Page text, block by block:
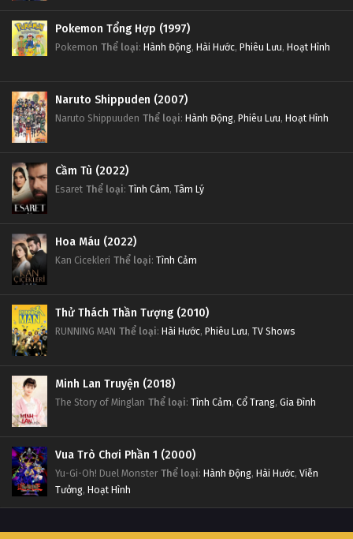
Pokemon Tổng Hợp (1997)
Pokemon Thể loại: Hành Động, Hài Hước, Phiêu Lưu, Hoạt Hình
Naruto Shippuden (2007)
Naruto Shippuuden Thể loại: Hành Động, Phiêu Lưu, Hoạt Hình
Cầm Tù (2022)
Esaret Thể loại: Tình Cảm, Tâm Lý
Hoa Máu (2022)
Kan Cicekleri Thể loại: Tình Cảm
Thử Thách Thần Tượng (2010)
RUNNING MAN Thể loại: Hài Hước, Phiêu Lưu, TV Shows
Minh Lan Truyện (2018)
The Story of Minglan Thể loại: Tình Cảm, Cổ Trang, Gia Đình
Vua Trò Chơi Phần 1 (2000)
Yu-Gi-Oh! Duel Monster Thể loại: Hành Động, Hài Hước, Viễn
Tưởng, Hoạt Hình